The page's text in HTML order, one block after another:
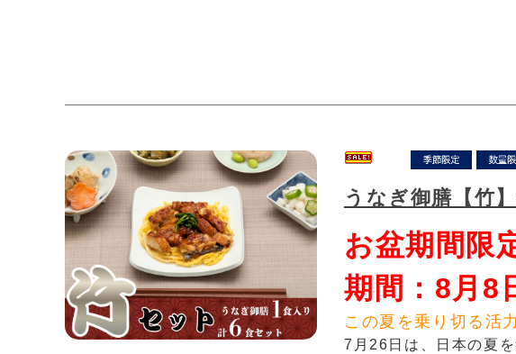
うなぎ御膳【竹
お盆期間限
期間：8月8
この夏を乗り切る活
7月26日は、日本の夏